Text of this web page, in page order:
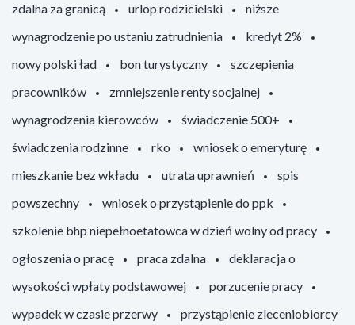
zdalna za granicą
urlop rodzicielski
niższe
wynagrodzenie po ustaniu zatrudnienia
kredyt 2%
nowy polski ład
bon turystyczny
szczepienia
pracowników
zmniejszenie renty socjalnej
wynagrodzenia kierowców
świadczenie 500+
świadczenia rodzinne
rko
wniosek o emeryturę
mieszkanie bez wkładu
utrata uprawnień
spis
powszechny
wniosek o przystąpienie do ppk
szkolenie bhp niepełnoetatowca w dzień wolny od pracy
ogłoszenia o pracę
praca zdalna
deklaracja o
wysokości wpłaty podstawowej
porzucenie pracy
wypadek w czasie przerwy
przystąpienie zleceniobiorcy